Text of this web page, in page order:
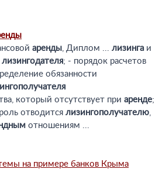
аренды, Диплом ... лизинга и
лизингодателя; - порядок расчетов
обязанности
который отсутствует при аренде;
отводится лизингополучателю,
отношениям ...
на примере банков Крыма